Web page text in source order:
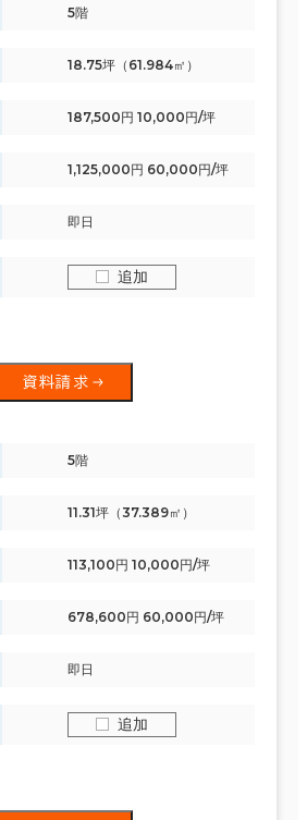
5階
18.75坪（61.984㎡）
187,500円 10,000円/坪
1,125,000円 60,000円/坪
即日
追加
資料請求
5階
11.31坪（37.389㎡）
113,100円 10,000円/坪
678,600円 60,000円/坪
即日
追加